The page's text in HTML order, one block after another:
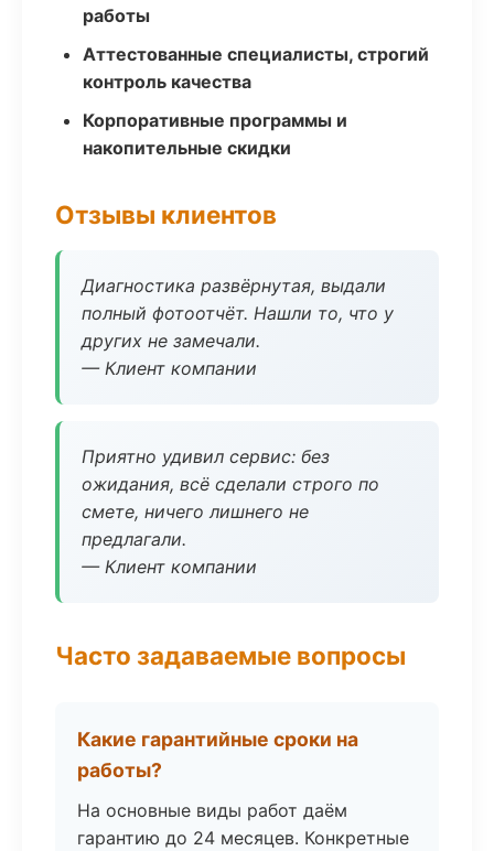
работы
Аттестованные специалисты, строгий
контроль качества
Корпоративные программы и
накопительные скидки
Отзывы клиентов
Диагностика развёрнутая, выдали
полный фотоотчёт. Нашли то, что у
других не замечали.
— Клиент компании
Приятно удивил сервис: без
ожидания, всё сделали строго по
смете, ничего лишнего не
предлагали.
— Клиент компании
Часто задаваемые вопросы
Какие гарантийные сроки на
работы?
На основные виды работ даём
гарантию до 24 месяцев. Конкретные